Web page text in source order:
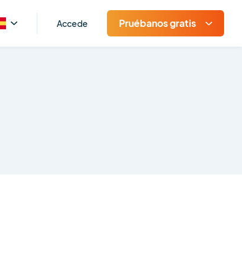
Accede Pruébanos gratis